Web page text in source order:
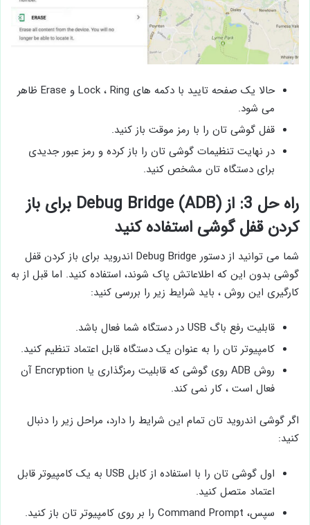
حالا یک صفحه تایید با دکمه های Lock ، Ring و Erase ظاهر
می شود.
قفل گوشی تان را با رمز موقت باز کنید.
در نهایت تنظیمات گوشی تان را باز کرده و رمز عبور جدیدی
برای دستگاه تان مشخص کنید.
راه حل 3: از Debug Bridge (ADB) برای باز
کردن قفل گوشی استفاده کنید
شما می‌ توانید از دستور Debug Bridge اندروید برای باز کردن قفل
گوشی بدون این که اطلاعاتش پاک شوند، استفاده کنید. اما قبل از به
کارگیری این روش ، باید شرایط زیر را بررسی کنید:
قابلیت رفع باگ USB در دستگاه شما فعال باشد.
کامپیوتر تان را به عنوان یک دستگاه قابل اعتماد تنظیم کنید.
روش ADB روی گوشی که قابلیت رمزگذاری یا Encryption آن
فعال است ، کار نمی کند.
اگر گوشی اندروید تان تمام این شرایط را دارد، مراحل زیر را دنبال
کنید:
اول گوشی تان را با استفاده از کابل USB به یک کامپیوتر قابل
اعتماد متصل کنید.
سپس، Command Prompt را بر روی کامپیوتر تان باز کنید.